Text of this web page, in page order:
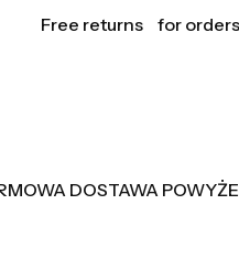
Free returns for orders
DOSTAWA